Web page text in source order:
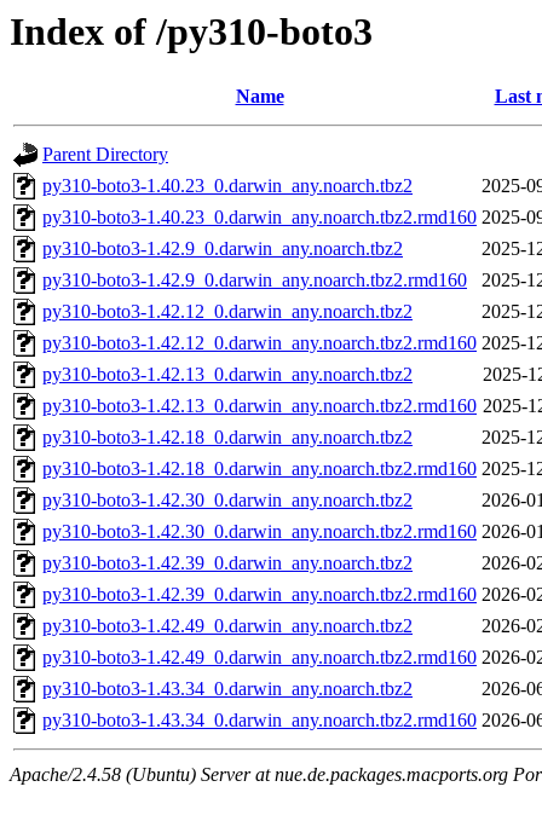
Index of /py310-boto3
Name Last
Parent Directory
py310-boto3-1.40.23_0.darwin_any.noarch.tbz2
2025-
py310-boto3-1.40.23_0.darwin_any.noarch.tbz2.rmd160 2025-
py310-boto3-1.42.9_0.darwin_any.noarch.tbz2
2025-
py310-boto3-1.42.9_0.darwin_any.noarch.tbz2.rmd160
2025-
py310-boto3-1.42.12_0.darwin_any.noarch.tbz2
2025-
py310-boto3-1.42.12_0.darwin_any.noarch.tbz2.rmd160 2025-
py310-boto3-1.42.13_0.darwin_any.noarch.tbz2
2025-
py310-boto3-1.42.13_0.darwin_any.noarch.tbz2.rmd160 2025-
py310-boto3-1.42.18_0.darwin_any.noarch.tbz2
2025-
py310-boto3-1.42.18_0.darwin_any.noarch.tbz2.rmd160 2025-
py310-boto3-1.42.30_0.darwin_any.noarch.tbz2
2026-
py310-boto3-1.42.30_0.darwin_any.noarch.tbz2.rmd160 2026-
py310-boto3-1.42.39_0.darwin_any.noarch.tbz2
2026-
py310-boto3-1.42.39_0.darwin_any.noarch.tbz2.rmd160 2026-
py310-boto3-1.42.49_0.darwin_any.noarch.tbz2
2026-
py310-boto3-1.42.49_0.darwin_any.noarch.tbz2.rmd160 2026-
py310-boto3-1.43.34_0.darwin_any.noarch.tbz2
2026-
py310-boto3-1.43.34_0.darwin_any.noarch.tbz2.rmd160 2026-
Apache/2.4.58 (Ubuntu) Server at nue.de.packages.macports.org